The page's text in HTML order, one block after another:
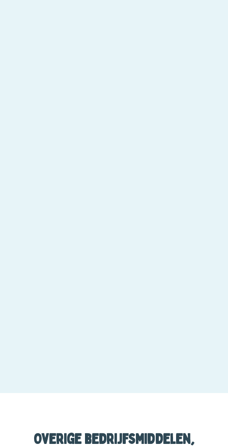
Overige bedrijfsmiddelen,